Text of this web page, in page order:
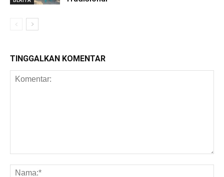
TINGGALKAN KOMENTAR